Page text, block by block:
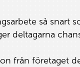
så snart
deltagarna
från företaget